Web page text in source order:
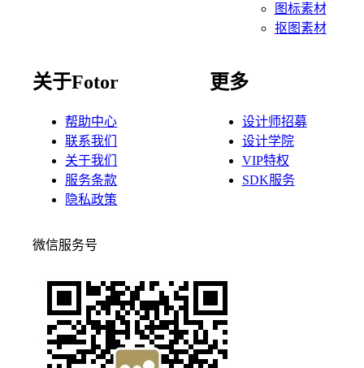
图标素材
抠图素材
关于Fotor
帮助中心
联系我们
关于我们
服务条款
隐私政策
更多
设计师招募
设计学院
VIP特权
SDK服务
微信服务号